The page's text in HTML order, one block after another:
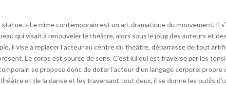
» Le mime contemporain est un art dramatique du mouvement. Il
qui visait à renouveler le théâtre, alors sous le joug des auteurs et
il vise a replacer l’acteur au centre du théâtre, débarrasse de tout
Le corps est source de sens. C’est lui qui est traverse par les
se propose donc de doter l’acteur d’un langage corporel
et de la danse et les traversant tout deux, il se donne les outils